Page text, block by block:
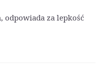
odpowiada za lepkość